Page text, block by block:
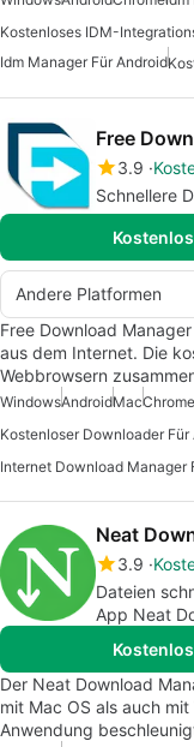
Idm Manager Für Android
Free
3.9
Schnellere
Andere Platformen
Free Download
aus dem Internet. Die
Webbrowsern
WindowsAndroidMacChrome
Kostenloser Downloader Für
Neat
3.9
Dateien
App Neat
Der Neat Download
mit Mac OS als auch
Anwendung